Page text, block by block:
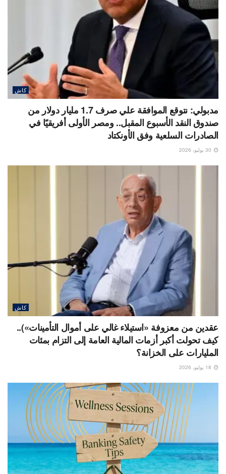
كاش
مدبولي: نتوقع الموافقة علي صرف 1.7 مليار دولار من
صندوق النقد الأسبوع المقبل.. ومصر الأولى أفريقيًا في
الصادرات السلعية وفق الأونكتاد
كاش
عقدين من معزوفة «استيلاء غالي على أموال التأمينات»)..
كيف تحولت أكبر أزمات المالية العامة إلى التزام بمئات
المليارات على الخزانة؟